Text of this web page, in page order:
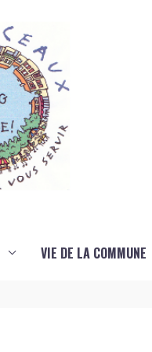
VIE DE LA COMMUNE